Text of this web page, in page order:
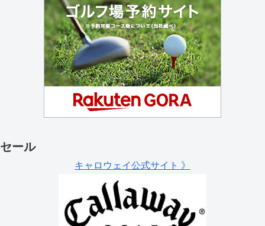
セール
キャロウェイ公式サイト 》